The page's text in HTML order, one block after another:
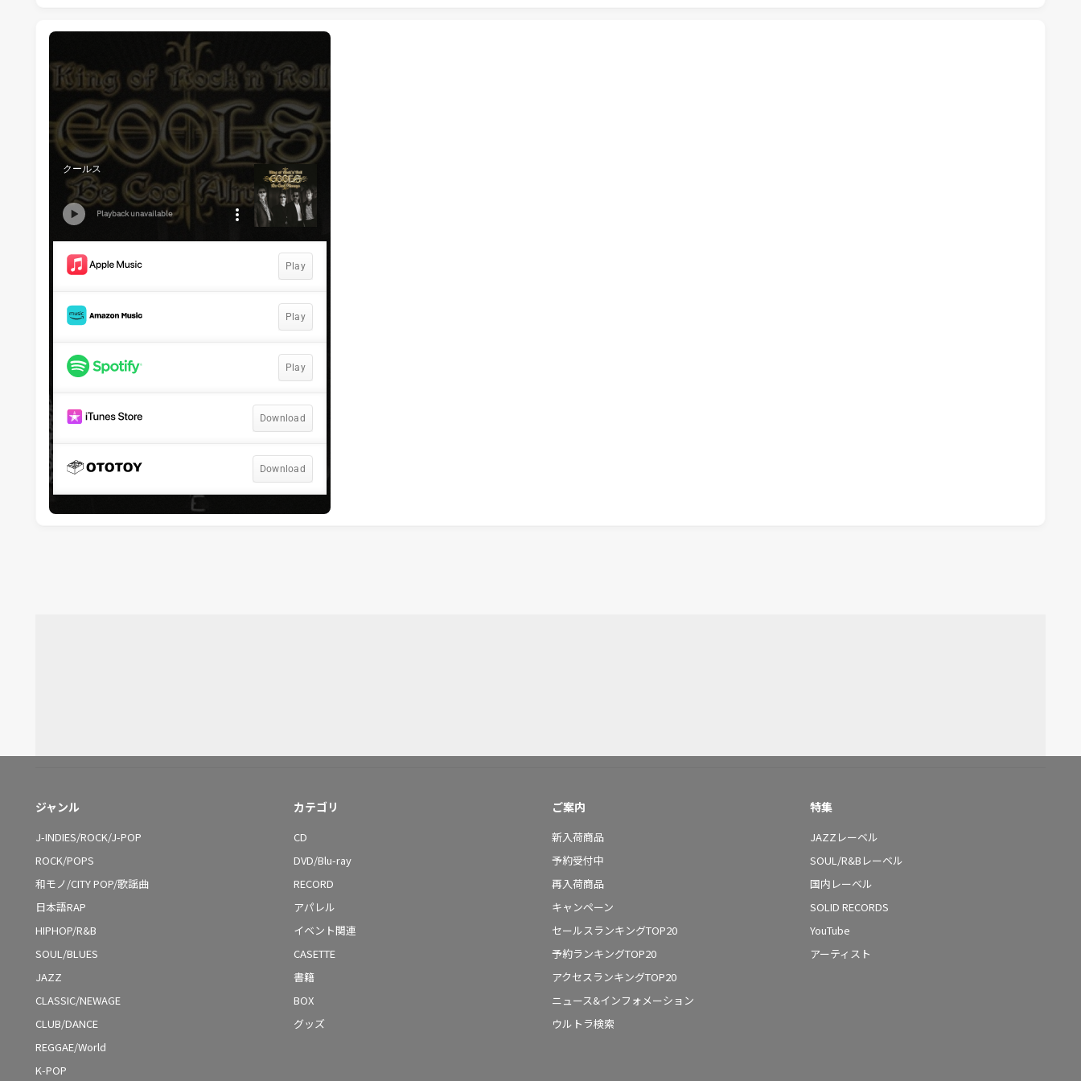
ジャンル
J-INDIES/ROCK/J-POP
ROCK/POPS
和モノ/CITY POP/歌謡曲
日本語RAP
HIPHOP/R&B
SOUL/BLUES
JAZZ
CLASSIC/NEWAGE
CLUB/DANCE
REGGAE/World
K-POP
カテゴリ
CD
DVD/Blu-ray
RECORD
アパレル
イベント関連
CASETTE
書籍
BOX
グッズ
ご案内
新入荷商品
予約受付中
再入荷商品
キャンペーン
セールスランキングTOP20
予約ランキングTOP20
アクセスランキングTOP20
ニュース&インフォメーション
ウルトラ検索
特集
JAZZレーベル
SOUL/R&Bレーベル
国内レーベル
SOLID RECORDS
YouTube
アーティスト